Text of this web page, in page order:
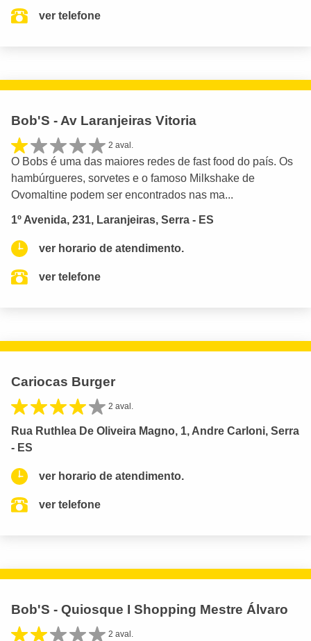
ver telefone
Bob'S - Av Laranjeiras Vitoria
2 aval.
O Bobs é uma das maiores redes de fast food do país. Os
hambúrgueres, sorvetes e o famoso Milkshake de
Ovomaltine podem ser encontrados nas ma...
1º Avenida, 231, Laranjeiras, Serra - ES
ver horario de atendimento.
ver telefone
Cariocas Burger
2 aval.
Rua Ruthlea De Oliveira Magno, 1, Andre Carloni, Serra
- ES
ver horario de atendimento.
ver telefone
Bob'S - Quiosque I Shopping Mestre Álvaro
2 aval.